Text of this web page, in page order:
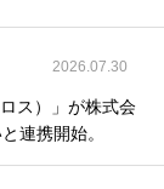
2026.07.30
ス）」が株式会
連携開始。